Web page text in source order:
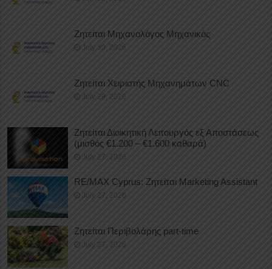
Ζητείται Μηχανολόγος Μηχανικός
July 30, 2026
Ζητείται Χειριστής Μηχανημάτων CNC
July 29, 2026
Ζητείται Διοικητική Λειτουργός εξ Αποστάσεως
(μισθός €1.200 – €1.600 καθαρά)
July 27, 2026
RE/MAX Cyprus: Ζητείται Marketing Assistant
July 27, 2026
Ζητείται Περιβολάρης part-time
July 27, 2026